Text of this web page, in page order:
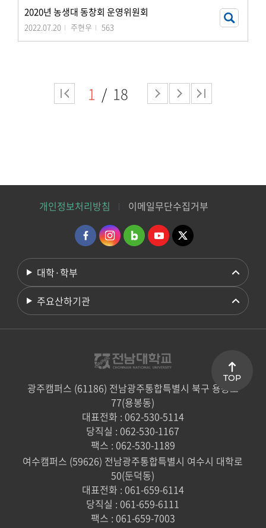
2020년 농생대 동창회 운영위원회
2022.07.20 주현우 563
1 18
개인정보처리방침 이메일무단수집거부
대학·학부
주요산하기관
광주캠퍼스 (61186) 전남광주통합특별시 북구 용봉로
77(용봉동)
대표전화 : 062-530-5114
당직실 : 062-530-1167
팩스 : 062-530-1189
여수캠퍼스 (59626) 전남광주통합특별시 여수시 대학로
50(둔덕동)
대표전화 : 061-659-6114
당직실 : 061-659-6111
팩스 : 061-659-7003
TOP